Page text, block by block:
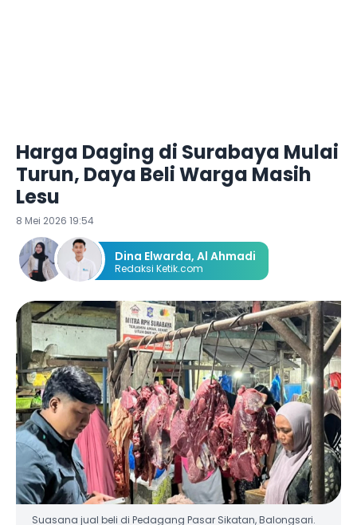
Harga Daging di Surabaya Mulai
Turun, Daya Beli Warga Masih
Lesu
8 Mei 2026 19:54
Dina Elwarda, Al Ahmadi
Redaksi Ketik.com
Suasana jual beli di Pedagang Pasar Sikatan, Balongsari.